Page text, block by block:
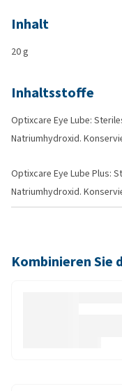
Inhalt
20 g
Inhaltsstoffe
Optixcare Eye Lube:
Natriumhydroxid.
Optixcare Eye Lube Plus:
Natriumhydroxid.
Kombinieren Sie